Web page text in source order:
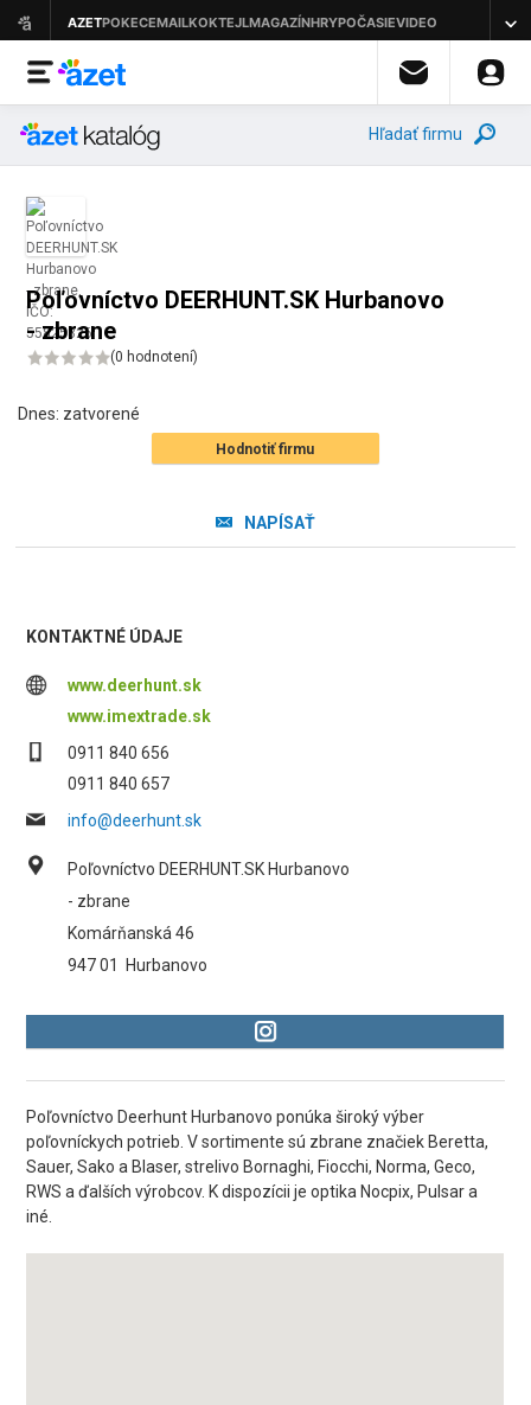
Hľadať firmu
Poľovníctvo DEERHUNT.SK Hurbanovo
- zbrane
(0 hodnotení)
Dnes: zatvorené
Hodnotiť firmu
NAPÍSAŤ
KONTAKTNÉ ÚDAJE
www.deerhunt.sk
www.imextrade.sk
0911 840 656
0911 840 657
info@deerhunt.sk
Poľovníctvo DEERHUNT.SK Hurbanovo
- zbrane
Komárňanská 46
947 01
Hurbanovo
Poľovníctvo Deerhunt Hurbanovo ponúka široký výber
poľovníckych potrieb. V sortimente sú zbrane značiek Beretta,
Sauer, Sako a Blaser, strelivo Bornaghi, Fiocchi, Norma, Geco,
RWS a ďalších výrobcov. K dispozícii je optika Nocpix, Pulsar a
iné.